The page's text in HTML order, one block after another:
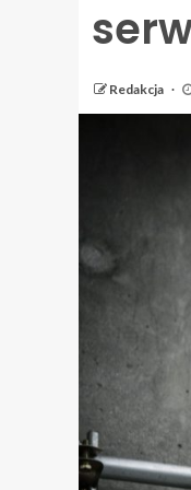
Redakcja